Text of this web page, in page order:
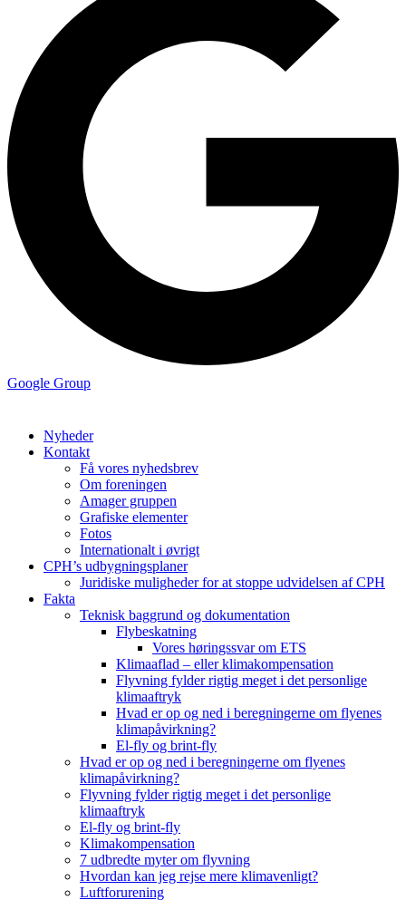
Google Group
Nyheder
Kontakt
Få vores nyhedsbrev
Om foreningen
Amager gruppen
Grafiske elementer
Fotos
Internationalt i øvrigt
CPH’s udbygningsplaner
Juridiske muligheder for at stoppe udvidelsen af CPH
Fakta
Teknisk baggrund og dokumentation
Flybeskatning
Vores høringssvar om ETS
Klimaaflad – eller klimakompensation
Flyvning fylder rigtig meget i det personlige
klimaaftryk
Hvad er op og ned i beregningerne om flyenes
klimapåvirkning?
El-fly og brint-fly
Hvad er op og ned i beregningerne om flyenes
klimapåvirkning?
Flyvning fylder rigtig meget i det personlige
klimaaftryk
El-fly og brint-fly
Klimakompensation
7 udbredte myter om flyvning
Hvordan kan jeg rejse mere klimavenligt?
Luftforurening